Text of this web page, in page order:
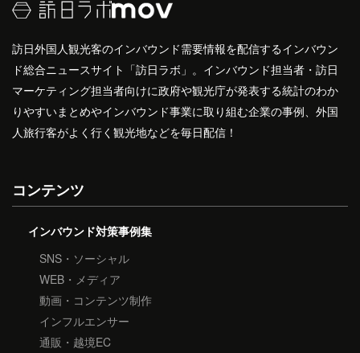
訪日外国人観光客のインバウンド需要情報を配信するインバウン
ド総合ニュースサイト「訪日ラボ」。インバウンド担当者・訪日
マーケティング担当者向けに政府や観光庁が発表する統計のわか
りやすいまとめやインバウンド事業に取り組む企業の事例、外国
人旅行客がよく行く観光地などを毎日配信！
コンテンツ
インバウンド対策事例集
SNS・ソーシャル
WEB・メディア
動画・コンテンツ制作
インフルエンサー
通販・越境EC